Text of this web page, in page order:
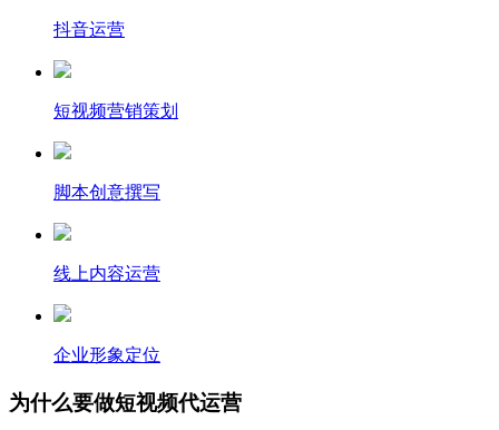
抖音运营
短视频营销策划
脚本创意撰写
线上内容运营
企业形象定位
为什么要做短视频代运营